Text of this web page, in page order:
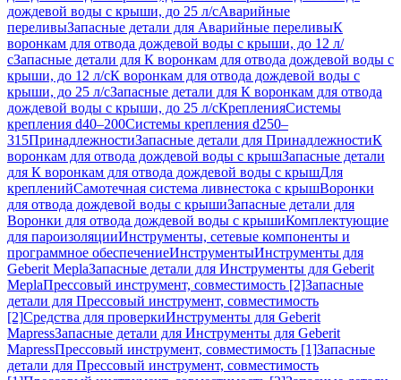
дождевой воды с крыши, до 25 л/сАварийные
переливыЗапасные детали для Аварийные переливыК
воронкам для отвода дождевой воды с крыши, до 12 л/
сЗапасные детали для К воронкам для отвода дождевой воды с
крыши, до 12 л/сК воронкам для отвода дождевой воды с
крыши, до 25 л/сЗапасные детали для К воронкам для отвода
дождевой воды с крыши, до 25 л/сКрепленияСистемы
крепления d40–200Системы крепления d250–
315ПринадлежностиЗапасные детали для ПринадлежностиК
воронкам для отвода дождевой воды с крышЗапасные детали
для К воронкам для отвода дождевой воды с крышДля
крепленийСамотечная система ливнестока с крышВоронки
для отвода дождевой воды с крышиЗапасные детали для
Воронки для отвода дождевой воды с крышиКомплектующие
для пароизоляцииИнструменты, сетевые компоненты и
программное обеспечениеИнструментыИнструменты для
Geberit MeplaЗапасные детали для Инструменты для Geberit
MeplaПрессовый инструмент, совместимость [2]Запасные
детали для Прессовый инструмент, совместимость
[2]Средства для проверкиИнструменты для Geberit
MapressЗапасные детали для Инструменты для Geberit
MapressПрессовый инструмент, совместимость [1]Запасные
детали для Прессовый инструмент, совместимость